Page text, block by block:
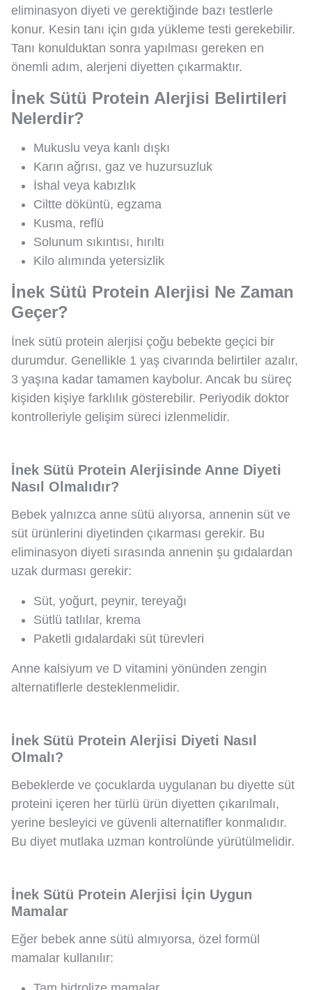
eliminasyon diyeti ve gerektiğinde bazı testlerle
konur. Kesin tanı için gıda yükleme testi gerekebilir.
Tanı konulduktan sonra yapılması gereken en
önemli adım, alerjeni diyetten çıkarmaktır.
İnek Sütü Protein Alerjisi Belirtileri
Nelerdir?
Mukuslu veya kanlı dışkı
Karın ağrısı, gaz ve huzursuzluk
İshal veya kabızlık
Ciltte döküntü, egzama
Kusma, reflü
Solunum sıkıntısı, hırıltı
Kilo alımında yetersizlik
İnek Sütü Protein Alerjisi Ne Zaman
Geçer?
İnek sütü protein alerjisi çoğu bebekte geçici bir
durumdur. Genellikle 1 yaş civarında belirtiler azalır,
3 yaşına kadar tamamen kaybolur. Ancak bu süreç
kişiden kişiye farklılık gösterebilir. Periyodik doktor
kontrolleriyle gelişim süreci izlenmelidir.
İnek Sütü Protein Alerjisinde Anne Diyeti
Nasıl Olmalıdır?
Bebek yalnızca anne sütü alıyorsa, annenin süt ve
süt ürünlerini diyetinden çıkarması gerekir. Bu
eliminasyon diyeti sırasında annenin şu gıdalardan
uzak durması gerekir:
Süt, yoğurt, peynir, tereyağı
Sütlü tatlılar, krema
Paketli gıdalardaki süt türevleri
Anne kalsiyum ve D vitamini yönünden zengin
alternatiflerle desteklenmelidir.
İnek Sütü Protein Alerjisi Diyeti Nasıl
Olmalı?
Bebeklerde ve çocuklarda uygulanan bu diyette süt
proteini içeren her türlü ürün diyetten çıkarılmalı,
yerine besleyici ve güvenli alternatifler konmalıdır.
Bu diyet mutlaka uzman kontrolünde yürütülmelidir.
İnek Sütü Protein Alerjisi İçin Uygun
Mamalar
Eğer bebek anne sütü almıyorsa, özel formül
mamalar kullanılır: